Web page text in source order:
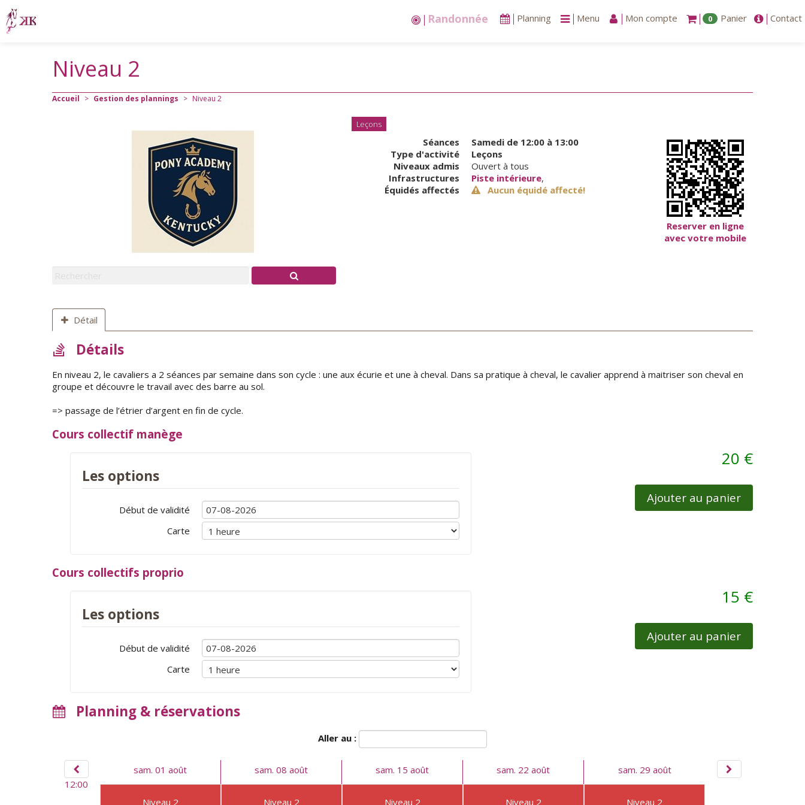
Stages vacances Planning Menu Mon compte 0 Panier Contact
Niveau 2
Accueil > Gestion des plannings > Niveau 2
Leçons
Reserver en ligne
avec votre mobile
Séances Samedi de 12:00 à 13:00
Type d'activité
Leçons
Niveaux admis
Ouvert à tous
Infrastructures
Piste intérieure,
Équidés affectés
Aucun équidé affecté!
Détail
Détails
En niveau 2, le cavaliers a 2 séances par semaine dans son cycle : une aux écurie et une à cheval. Dans sa pratique à cheval, le cavalier apprend à maitriser son cheval en
groupe et découvre le travail avec des barre au sol.
=> passage de l’étrier d’argent en fin de cycle.
Cours collectif manège
Les options
Début de validité
Carte
20 €
Ajouter au panier
Cours collectifs proprio
Les options
Début de validité
Carte
15 €
Ajouter au panier
Planning & réservations
Aller au :
12:00
sam. 01 août
Niveau 2
sam. 08 août
Niveau 2
sam. 15 août
Niveau 2
sam. 22 août
Niveau 2
sam. 29 août
Niveau 2